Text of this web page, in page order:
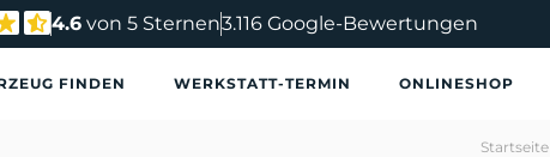
4.6von 5 Sternen3.116 Google-Bewertungen
FINDEN WERKSTATT-TERMIN ONLINESHOP
Startseite